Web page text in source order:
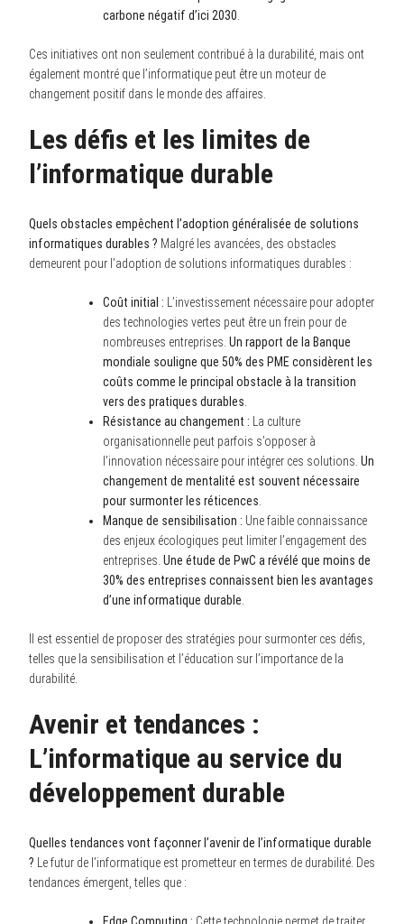
carbone négatif d’ici 2030
Ces initiatives ont non seulement contribué à la durabilité, mais ont
également montré que l’informatique peut être un moteur de
changement positif dans le monde des affaires.
Les défis et les limites de
l’informatique durable
Quels obstacles empêchent l’adoption généralisée de solutions
informatiques durables ? Malgré les avancées, des obstacles
demeurent pour l’adoption de solutions informatiques durables :
Coût initial : L’investissement nécessaire pour adopter
des technologies vertes peut être un frein pour de
nombreuses entreprises. Un rapport de la Banque
mondiale souligne que 50% des PME considèrent les
coûts comme le principal obstacle à la transition
vers des pratiques durables
Résistance au changement : La culture
organisationnelle peut parfois s’opposer à
l’innovation nécessaire pour intégrer ces solutions. Un
changement de mentalité est souvent nécessaire
pour surmonter les réticences
Manque de sensibilisation : Une faible connaissance
des enjeux écologiques peut limiter l’engagement des
entreprises. Une étude de PwC a révélé que moins de
30% des entreprises connaissent bien les avantages
d’une informatique durable
Il est essentiel de proposer des stratégies pour surmonter ces défis,
telles que la sensibilisation et l’éducation sur l’importance de la
durabilité.
Avenir et tendances :
L’informatique au service du
développement durable
Quelles tendances vont façonner l’avenir de l’informatique durable
? Le futur de l’informatique est prometteur en termes de durabilité. Des
tendances émergent, telles que :